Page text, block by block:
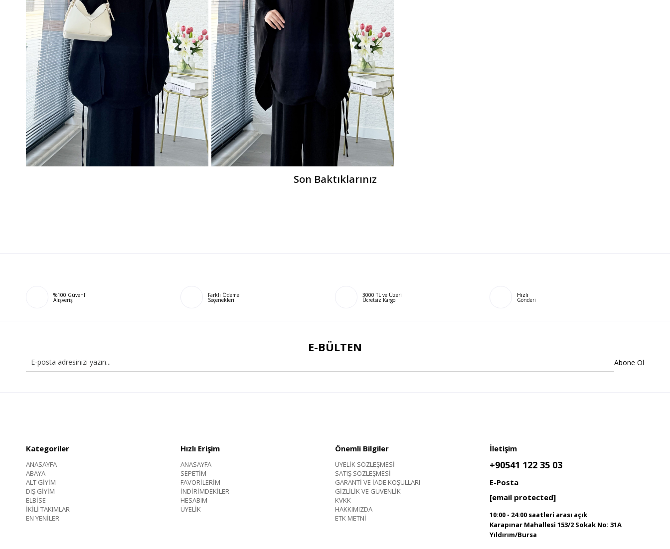
Son Baktıklarınız
%100 Güvenli
Alışveriş
Farklı Ödeme
Seçenekleri
3000 TL ve Üzeri
Ücretsiz Kargo
Hızlı
Gönderi
E-BÜLTEN
Abone Ol
Kategoriler
ANASAYFA
ABAYA
ALT GİYİM
DIŞ GİYİM
ELBİSE
İKİLİ TAKIMLAR
EN YENİLER
Hızlı Erişim
ANASAYFA
SEPETİM
FAVORİLERİM
İNDİRİMDEKİLER
HESABIM
ÜYELİK
Önemli Bilgiler
ÜYELİK SÖZLEŞMESİ
SATIŞ SÖZLEŞMESİ
GARANTİ VE İADE KOŞULLARI
GİZLİLİK VE GÜVENLİK
KVKK
HAKKIMIZDA
ETK METNİ
İletişim
+90541 122 35 03
E-Posta
[email protected]
10:00 - 24:00 saatleri arası açık
Karapınar Mahallesi 153/2 Sokak No: 31A
Yıldırım/Bursa